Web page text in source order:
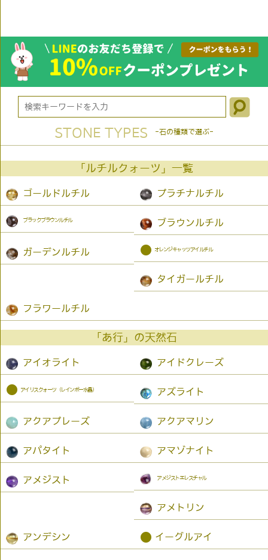
STONE TYPES -石の種類で選ぶ-
「ルチルクォーツ」一覧
ゴールドルチル プラチナルチル
ブラックブラウンルチル ブラウンルチル
ガーデンルチル ● オレンジキャッツアイルチル
タイガールチル
フラワールチル
「あ行」の天然石
アイオライト アイドクレーズ
● アイリスクォーツ（レインボー水晶） アズライト
アクアプレーズ アクアマリン
アパタイト アマゾナイト
アメジスト アメジストエレスチャル
アメトリン
アンデシン ● イーグルアイ